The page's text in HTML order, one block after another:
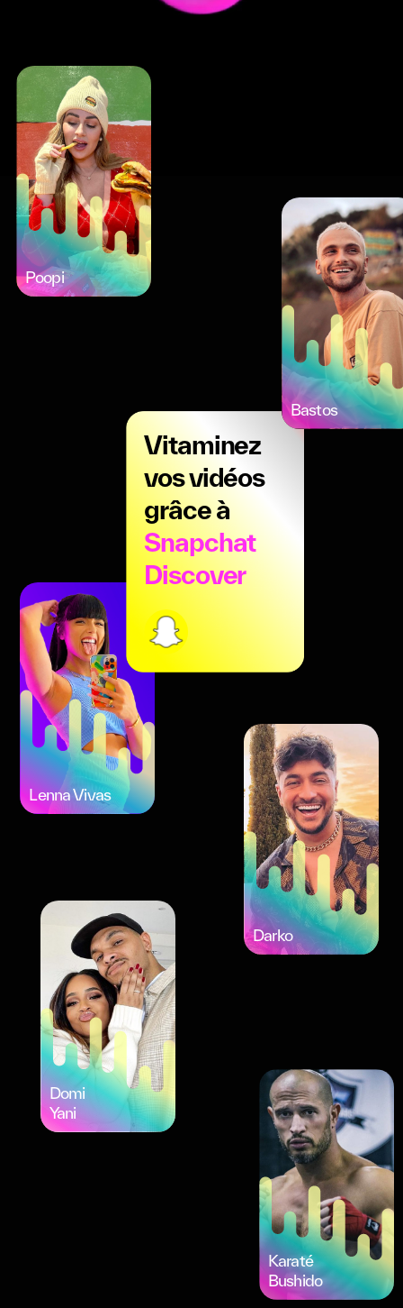
Poopi
Bastos
Vitaminez
vos vidéos
grâce à
Snapchat
Discover
Lenna Vivas
Darko
Domi
Yani
Karaté
Bushido